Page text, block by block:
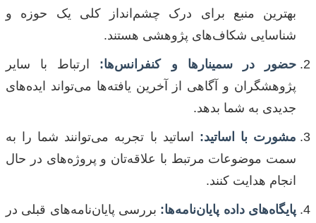
بهترین منبع برای درک چشم‌انداز کلی یک حوزه و
شناسایی شکاف‌های پژوهشی هستند.
حضور در سمینارها و کنفرانس‌ها: ارتباط با سایر
پژوهشگران و آگاهی از آخرین یافته‌ها می‌تواند ایده‌های
جدیدی به شما بدهد.
مشورت با اساتید: اساتید با تجربه می‌توانند شما را به
سمت موضوعات مرتبط با علاقه‌تان و پروژه‌های در حال
انجام هدایت کنند.
پایگاه‌های داده پایان‌نامه‌ها: بررسی پایان‌نامه‌های قبلی در